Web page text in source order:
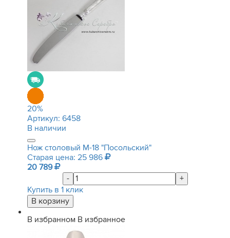
20%
Артикул: 6458
В наличии
Нож столовый М-18 "Посольский"
Старая цена: 25 986
20 789
-
+
Купить в 1 клик
В избранном В избранное